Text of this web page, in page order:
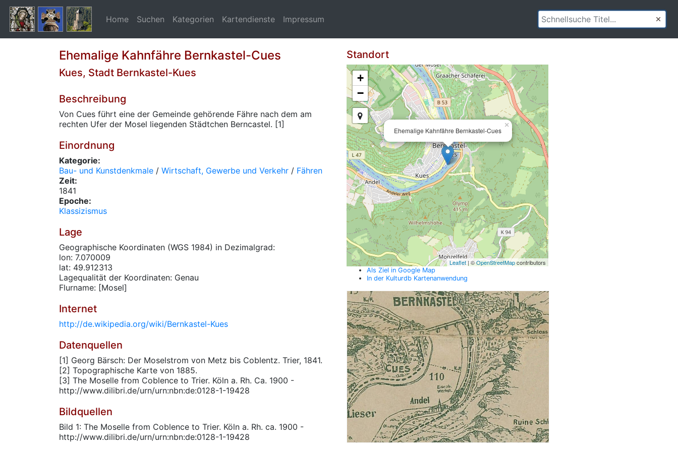
Home Suchen Kategorien Kartendienste Impressum
Ehemalige Kahnfähre Bernkastel-Cues
Kues, Stadt Bernkastel-Kues
Beschreibung
Von Cues führt eine der Gemeinde gehörende Fähre nach dem am
rechten Ufer der Mosel liegenden Städtchen Berncastel. [1]
Einordnung
Kategorie:
Bau- und Kunstdenkmale / Wirtschaft, Gewerbe und Verkehr / Fähren
Zeit:
1841
Epoche:
Klassizismus
Lage
Geographische Koordinaten (WGS 1984) in Dezimalgrad:
lon: 7.070009
lat: 49.912313
Lagequalität der Koordinaten: Genau
Flurname: [Mosel]
Internet
http://de.wikipedia.org/wiki/Bernkastel-Kues
Datenquellen
[1] Georg Bärsch: Der Moselstrom von Metz bis Coblentz. Trier, 1841.
[2] Topographische Karte von 1885.
[3] The Moselle from Coblence to Trier. Köln a. Rh. Ca. 1900 -
http://www.dilibri.de/urn/urn:nbn:de:0128-1-19428
Bildquellen
Bild 1: The Moselle from Coblence to Trier. Köln a. Rh. ca. 1900 -
http://www.dilibri.de/urn/urn:nbn:de:0128-1-19428
Standort
Ehemalige Kahnfähre Bernkastel-Cues
×
+
−
Leaflet| ©OpenStreetMapcontributors
Als Ziel in Google Map
In der Kulturdb Kartenanwendung